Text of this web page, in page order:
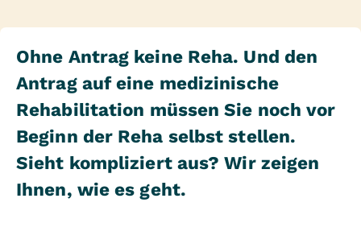
Ohne Antrag keine Reha. Und den
Antrag auf eine medizinische
Rehabilitation müssen Sie noch vor
Beginn der Reha selbst stellen.
Sieht kompliziert aus? Wir zeigen
Ihnen, wie es geht.